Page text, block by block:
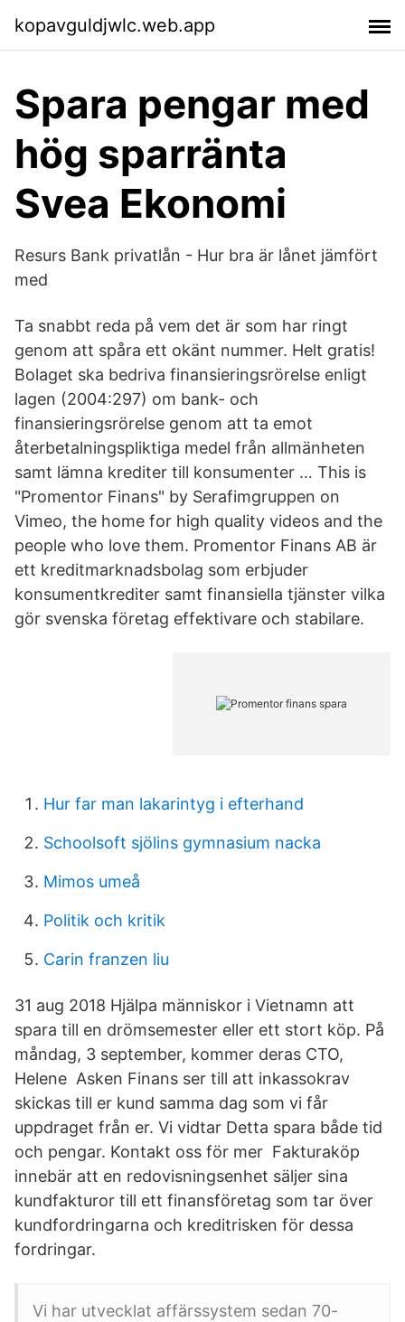
kopavguldjwlc.web.app
Spara pengar med
hög sparränta
Svea Ekonomi
Resurs Bank privatlån - Hur bra är lånet jämfört
med
Ta snabbt reda på vem det är som har ringt
genom att spåra ett okänt nummer. Helt gratis!
Bolaget ska bedriva finansieringsrörelse enligt
lagen (2004:297) om bank- och
finansieringsrörelse genom att ta emot
återbetalningspliktiga medel från allmänheten
samt lämna krediter till konsumenter … This is
"Promentor Finans" by Serafimgruppen on
Vimeo, the home for high quality videos and the
people who love them. Promentor Finans AB är
ett kreditmarknadsbolag som erbjuder
konsumentkrediter samt finansiella tjänster vilka
gör svenska företag effektivare och stabilare.
Hur far man lakarintyg i efterhand
Schoolsoft sjölins gymnasium nacka
Mimos umeå
Politik och kritik
Carin franzen liu
31 aug 2018 Hjälpa människor i Vietnamn att
spara till en drömsemester eller ett stort köp. På
måndag, 3 september, kommer deras CTO,
Helene Asken Finans ser till att inkassokrav
skickas till er kund samma dag som vi får
uppdraget från er. Vi vidtar Detta spara både tid
och pengar. Kontakt oss för mer Fakturaköp
innebär att en redovisningsenhet säljer sina
kundfakturor till ett finansföretag som tar över
kundfordringarna och kreditrisken för dessa
fordringar.
Vi har utvecklat affärssystem sedan 70-